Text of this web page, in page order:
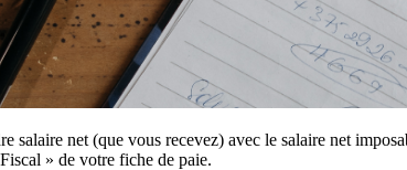
salaire net (que vous recevez) avec le salaire net
» de votre fiche de paie.